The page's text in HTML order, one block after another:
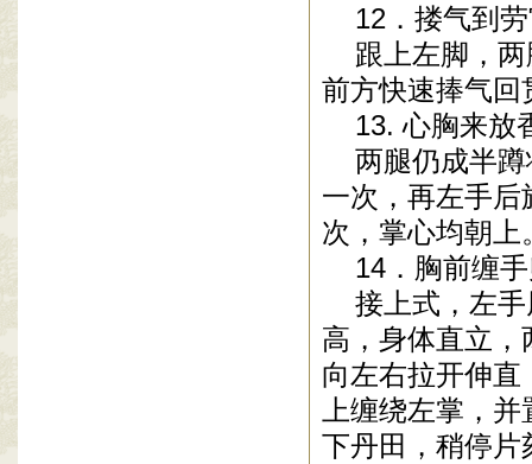
12．搂气到劳
跟上左脚，两
前方快速捧气
13. 心胸来放
两腿仍成半蹲
一次，再左手
次，掌心均朝
14．胸前缠手
接上式，左手
高，身体直立
向左右拉开伸
上缠绕左掌，
下丹田，稍停